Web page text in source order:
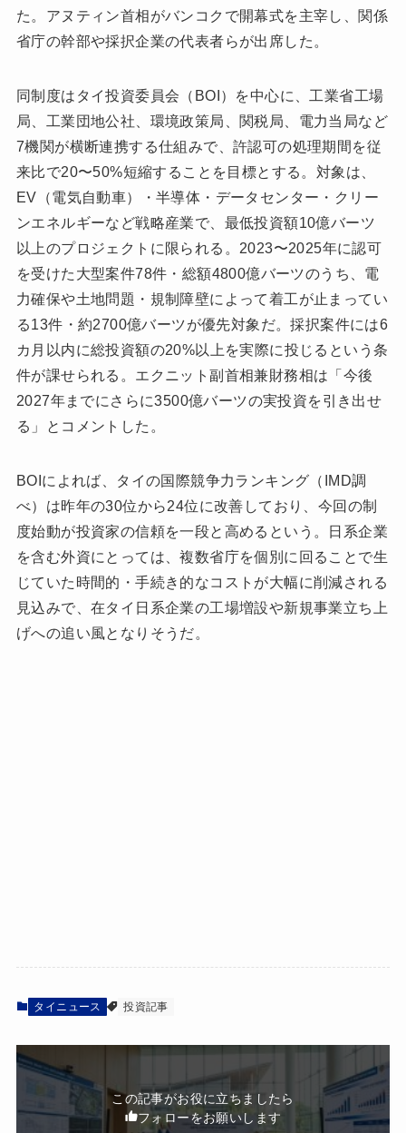
た。アヌティン首相がバンコクで開幕式を主宰し、関係
省庁の幹部や採択企業の代表者らが出席した。
同制度はタイ投資委員会（BOI）を中心に、工業省工場
局、工業団地公社、環境政策局、関税局、電力当局など
7機関が横断連携する仕組みで、許認可の処理期間を従
来比で20〜50%短縮することを目標とする。対象は、
EV（電気自動車）・半導体・データセンター・クリー
ンエネルギーなど戦略産業で、最低投資額10億バーツ
以上のプロジェクトに限られる。2023〜2025年に認可
を受けた大型案件78件・総額4800億バーツのうち、電
力確保や土地問題・規制障壁によって着工が止まってい
る13件・約2700億バーツが優先対象だ。採択案件には6
カ月以内に総投資額の20%以上を実際に投じるという条
件が課せられる。エクニット副首相兼財務相は「今後
2027年までにさらに3500億バーツの実投資を引き出せ
る」とコメントした。
BOIによれば、タイの国際競争力ランキング（IMD調
べ）は昨年の30位から24位に改善しており、今回の制
度始動が投資家の信頼を一段と高めるという。日系企業
を含む外資にとっては、複数省庁を個別に回ることで生
じていた時間的・手続き的なコストが大幅に削減される
見込みで、在タイ日系企業の工場増設や新規事業立ち上
げへの追い風となりそうだ。
タイニュース 投資記事
この記事がお役に立ちましたら
フォローをお願いします